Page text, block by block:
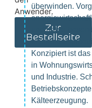
Zur
Bestellseite
überwinden.
und dabei
kleiner
Konzipiert ist
in
und Industrie.
Kälteerzeugung.